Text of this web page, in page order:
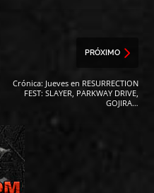
PRÓXIMO
Crónica: Jueves en RESURRECTION
FEST: SLAYER, PARKWAY DRIVE,
GOJIRA…